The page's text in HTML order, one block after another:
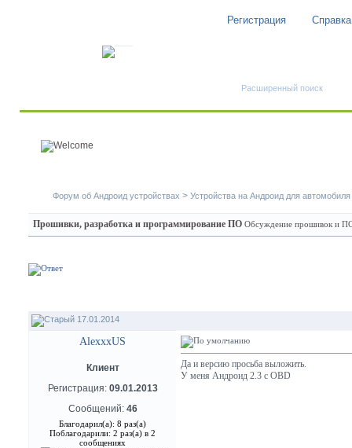
Регистрация Справка
Расширенный поиск
Форум об Андроид устройствах > Устройства на Андроид для автомобиля
Прошивки, разработка и программирование ПО Обсуждение прошивок и ПО
17.01.2014
AlexxxUS
Клиент
Регистрация: 09.01.2013
Сообщений: 46
Благодарил(а): 8 раз(а)
Поблагодарили: 2 раз(а) в 2
сообщениях
Да и версию просьба выложить.
У меня Андроид 2.3 с OBD